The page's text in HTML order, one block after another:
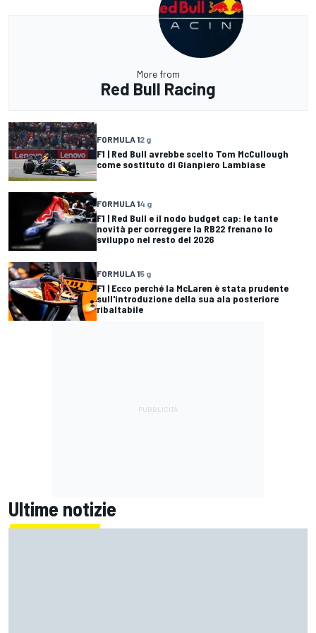
More from
Red Bull Racing
FORMULA 12 g
F1 | Red Bull avrebbe scelto Tom McCullough
come sostituto di Gianpiero Lambiase
FORMULA 14 g
F1 | Red Bull e il nodo budget cap: le tante
novità per correggere la RB22 frenano lo
sviluppo nel resto del 2026
FORMULA 15 g
F1 | Ecco perché la McLaren è stata prudente
sull'introduzione della sua ala posteriore
ribaltabile
Ultime notizie